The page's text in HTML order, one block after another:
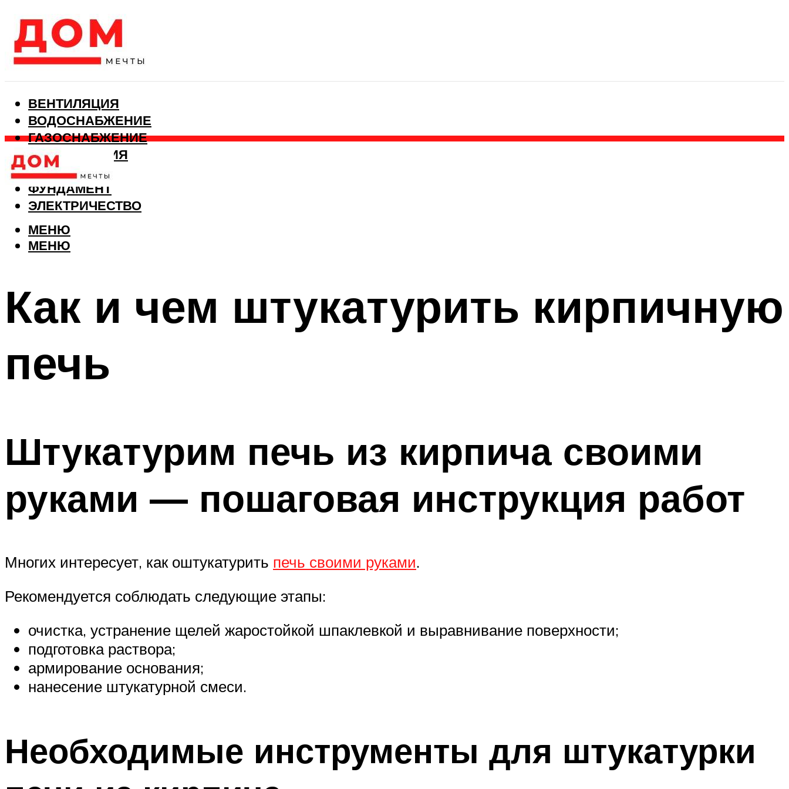
ВЕНТИЛЯЦИЯ
ВОДОСНАБЖЕНИЕ
ГАЗОСНАБЖЕНИЕ
КАНАЛИЗАЦИЯ
ОТОПЛЕНИЕ
ФУНДАМЕНТ
ЭЛЕКТРИЧЕСТВО
МЕНЮ
МЕНЮ
Как и чем штукатурить кирпичную
печь
Штукатурим печь из кирпича своими
руками — пошаговая инструкция работ
Многих интересует, как оштукатурить печь своими руками.
Рекомендуется соблюдать следующие этапы:
очистка, устранение щелей жаростойкой шпаклевкой и выравнивание поверхности;
подготовка раствора;
армирование основания;
нанесение штукатурной смеси.
Необходимые инструменты для штукатурки